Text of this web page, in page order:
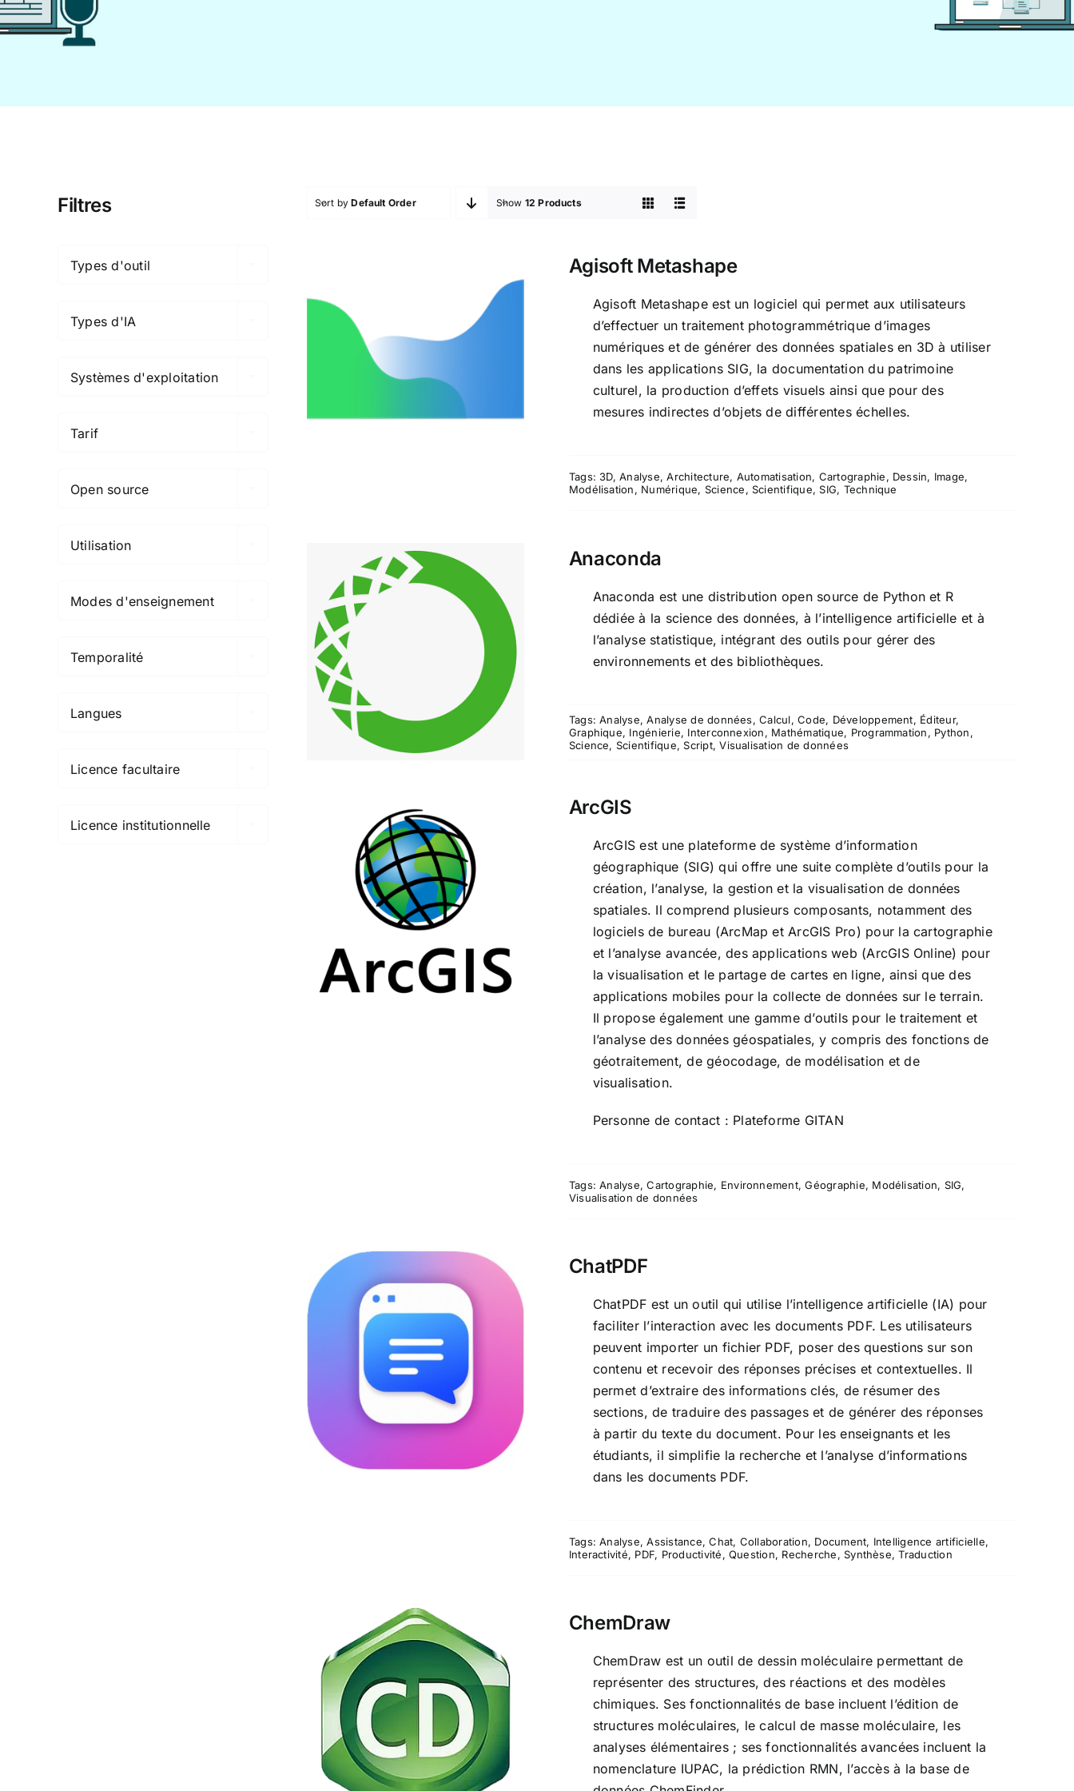
Filtres
Types d'outil
Types d'IA
Systèmes d'exploitation
Tarif
Open source
Utilisation
Modes d'enseignement
Temporalité
Langues
Licence facultaire
Licence institutionnelle
Sort byDefault Order Show 12 Products
Agisoft Metashape
Agisoft Metashape
Agisoft Metashape est un logiciel qui permet aux utilisateurs
d’effectuer un traitement photogrammétrique d’images
numériques et de générer des données spatiales en 3D à utiliser
dans les applications SIG, la documentation du patrimoine
culturel, la production d’effets visuels ainsi que pour des
mesures indirectes d’objets de différentes échelles.
Tags: 3D,Analyse,Architecture, Automatisation, Cartographie, Dessin, Image,
Modélisation, Numérique, Science, Scientifique,SIG, Technique
Anaconda
Anaconda est une distribution open source de Python et R
dédiée à la science des données, à l’intelligence artificielle et à
l’analyse statistique, intégrant des outils pour gérer des
environnements et des bibliothèques.
Tags:Analyse,Analyse de données,Calcul,Code, Développement, Éditeur,
Graphique, Ingénierie, Interconnexion, Mathématique, Programmation, Python,
Science, Scientifique,Script,Visualisation de données
ArcGIS
ArcGIS
ArcGIS est une plateforme de système d’information
géographique (SIG) qui offre une suite complète d’outils pour la
création, l’analyse, la gestion et la visualisation de données
spatiales. Il comprend plusieurs composants, notamment des
logiciels de bureau (ArcMap et ArcGIS Pro) pour la cartographie
et l’analyse avancée, des applications web (ArcGIS Online) pour
la visualisation et le partage de cartes en ligne, ainsi que des
applications mobiles pour la collecte de données sur le terrain.
Il propose également une gamme d’outils pour le traitement et
l’analyse des données géospatiales, y compris des fonctions de
géotraitement, de géocodage, de modélisation et de
visualisation.
Personne de contact : Plateforme GITAN
Tags:Analyse,Cartographie, Environnement,Géographie, Modélisation, SIG,
Visualisation de données
ChatPDF
ChatPDF
ChatPDF est un outil qui utilise l’intelligence artificielle (IA) pour
faciliter l’interaction avec les documents PDF. Les utilisateurs
peuvent importer un fichier PDF, poser des questions sur son
contenu et recevoir des réponses précises et contextuelles. Il
permet d’extraire des informations clés, de résumer des
sections, de traduire des passages et de générer des réponses
à partir du texte du document. Pour les enseignants et les
étudiants, il simplifie la recherche et l’analyse d’informations
dans les documents PDF.
Tags:Analyse,Assistance,Chat, Collaboration, Document, Intelligence artificielle,
Interactivité, PDF, Productivité, Question, Recherche,Synthèse,Traduction
ChemDraw
ChemDraw
ChemDraw est un outil de dessin moléculaire permettant de
représenter des structures, des réactions et des modèles
chimiques. Ses fonctionnalités de base incluent l’édition de
structures moléculaires, le calcul de masse moléculaire, les
analyses élémentaires ; ses fonctionnalités avancées incluent la
nomenclature IUPAC, la prédiction RMN, l’accès à la base de